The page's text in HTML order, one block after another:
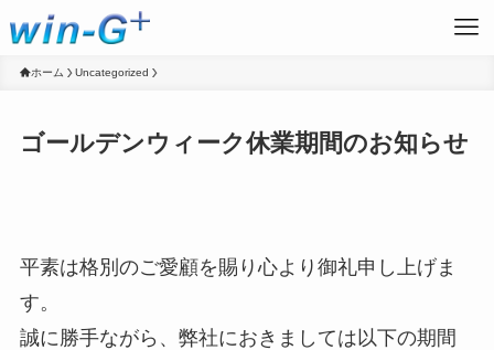
ホーム Uncategorized
ゴールデンウィーク休業期間のお知らせ
平素は格別のご愛顧を賜り心より御礼申し上げま
す。
誠に勝手ながら、弊社におきましては以下の期間